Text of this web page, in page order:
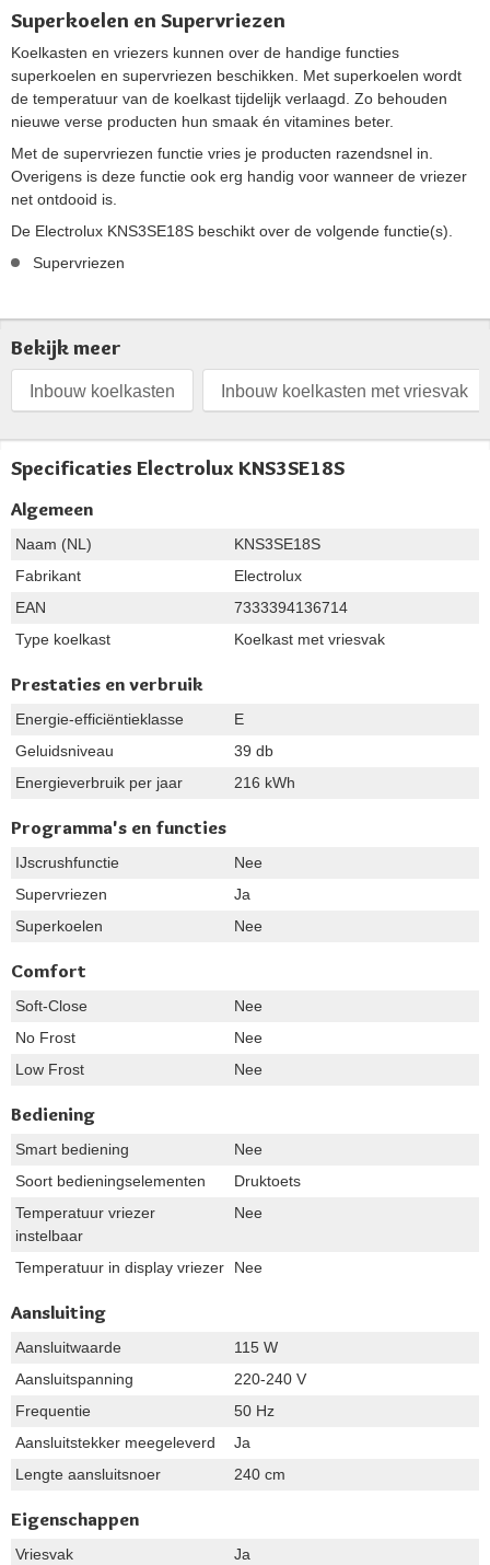
Superkoelen en Supervriezen
Koelkasten en vriezers kunnen over de handige functies
superkoelen en supervriezen beschikken. Met superkoelen wordt
de temperatuur van de koelkast tijdelijk verlaagd. Zo behouden
nieuwe verse producten hun smaak én vitamines beter.
Met de supervriezen functie vries je producten razendsnel in.
Overigens is deze functie ook erg handig voor wanneer de vriezer
net ontdooid is.
De Electrolux KNS3SE18S beschikt over de volgende functie(s).
Supervriezen
Bekijk meer
Inbouw koelkasten Inbouw koelkasten met vriesvak
Specificaties Electrolux KNS3SE18S
Algemeen
Naam (NL)
KNS3SE18S
Fabrikant
Electrolux
EAN
7333394136714
Type koelkast
Koelkast met vriesvak
Prestaties en verbruik
Energie-efficiëntieklasse
E
Geluidsniveau
39 db
Energieverbruik per jaar
216 kWh
Programma's en functies
IJscrushfunctie
Nee
Supervriezen
Ja
Superkoelen
Nee
Comfort
Soft-Close
Nee
No Frost
Nee
Low Frost
Nee
Bediening
Smart bediening
Nee
Soort bedieningselementen
Druktoets
Temperatuur vriezer
instelbaar
Nee
Temperatuur in display vriezer Nee
Aansluiting
Aansluitwaarde
115 W
Aansluitspanning
220-240 V
Frequentie
50 Hz
Aansluitstekker meegeleverd
Ja
Lengte aansluitsnoer
240 cm
Eigenschappen
Vriesvak
Ja